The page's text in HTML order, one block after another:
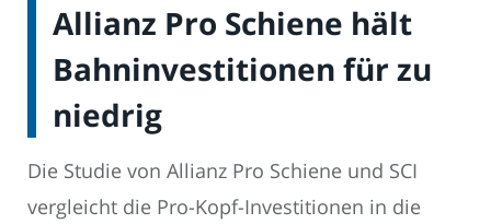
Allianz Pro Schiene hält
Bahninvestitionen für zu
niedrig
Die Studie von Allianz Pro Schiene und SCI
vergleicht die Pro-Kopf-Investitionen in die